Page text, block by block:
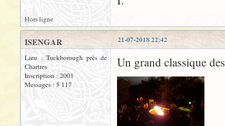
Hors ligne
21-07-2018 22:42
ISENGAR
Lieu : Tuckborough près de
Chartres
Inscription : 2001
Messages : 5 117
Un grand classique